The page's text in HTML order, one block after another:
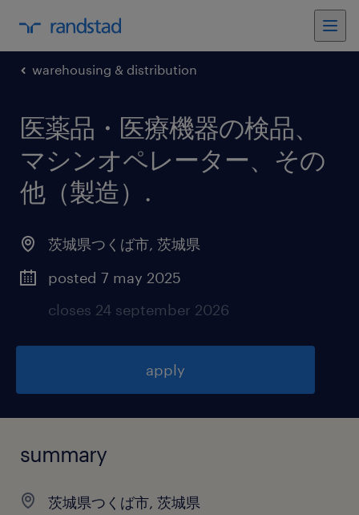
warehousing & distribution
医薬品・医療機器の検品、
マシンオペレーター、その
他（製造） .
茨城県つくば市, 茨城県
posted 7 may 2025
closes 24 september 2026
apply
summary
茨城県つくば市, 茨城県